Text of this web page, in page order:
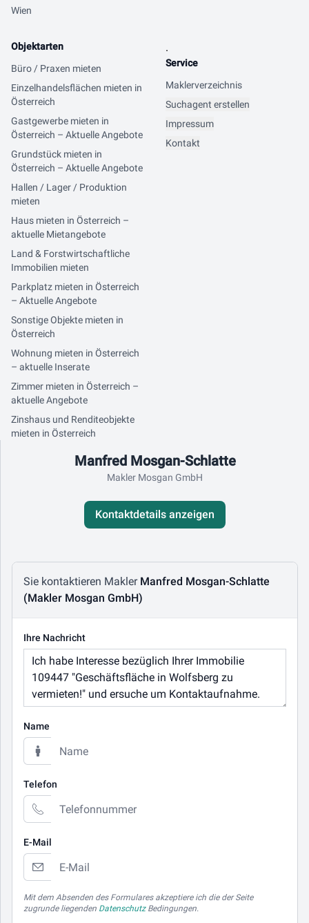
Wien
Objektarten
Büro / Praxen mieten
Einzelhandelsflächen mieten in
Österreich
Gastgewerbe mieten in
Österreich – Aktuelle Angebote
Grundstück mieten in
Österreich – Aktuelle Angebote
Hallen / Lager / Produktion
mieten
Haus mieten in Österreich –
aktuelle Mietangebote
Land & Forstwirtschaftliche
Immobilien mieten
Parkplatz mieten in Österreich
– Aktuelle Angebote
Sonstige Objekte mieten in
Österreich
Wohnung mieten in Österreich
– aktuelle Inserate
Zimmer mieten in Österreich –
aktuelle Angebote
Zinshaus und Renditeobjekte
mieten in Österreich
.
Service
Maklerverzeichnis
Suchagent erstellen
Impressum
Kontakt
KontaktdatenManfred Mosgan-Schlatte
Makler Mosgan GmbH
Kontaktdetails anzeigen
Nachricht schreiben
Sie kontaktieren Makler Manfred Mosgan-Schlatte
(Makler Mosgan GmbH)
Ihre Nachricht
Name
Telefon
E-Mail
Mit dem Absenden des Formulares akzeptiere ich die der Seite
zugrunde liegenden DatenschutzBedingungen.